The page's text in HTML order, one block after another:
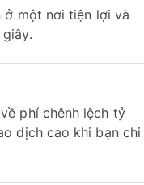
ở một nơi tiện lợi và
phí chênh lệch tỷ
dịch cao khi bạn chi